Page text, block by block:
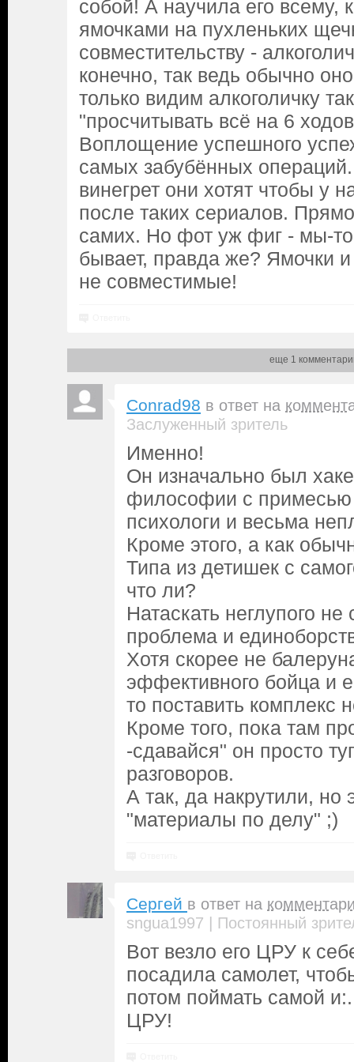
собой! А научила его всему,
ямочками на пухленьких
совместительству -
конечно, так ведь обычно
только видим алкоголичку
"просчитывать всё на 6
Воплощение успешного
самых забубённых
винегрет они хотят чтобы у
после таких сериалов.
самих. Но фот уж фиг - мы-то
бывает, правда же? Ямочки
не совместимые!
еще 1
Conrad98 в ответ на
Заслуженный зритель
Именно!
Он изначально был
философии с примесью
психологи и весьма
Кроме этого, а как
Типа из детишек с
что ли?
Натаскать неглупого
проблема и
Хотя скорее не
эффективного бойца и
то поставить комплекс
Кроме того, пока там
-сдавайся" он просто
разговоров.
А так, да накрутили, но
"материалы по делу" ;)
Сергей в ответ на
sngua1997 | Постоянный
Вот везло его ЦРУ к
посадила самолет,
потом поймать самой
ЦРУ!